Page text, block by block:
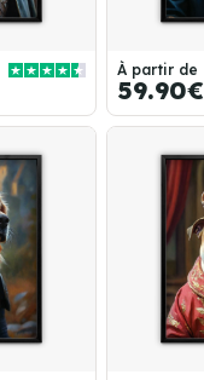
À partir de
59.90€